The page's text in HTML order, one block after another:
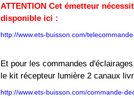
ATTENTION Cet émetteur
disponible ici :
http://www.ets-buisson.com/
Et pour les commandes
le kit récepteur lumière 2 canaux
http://www.ets-buisson.com/commande-